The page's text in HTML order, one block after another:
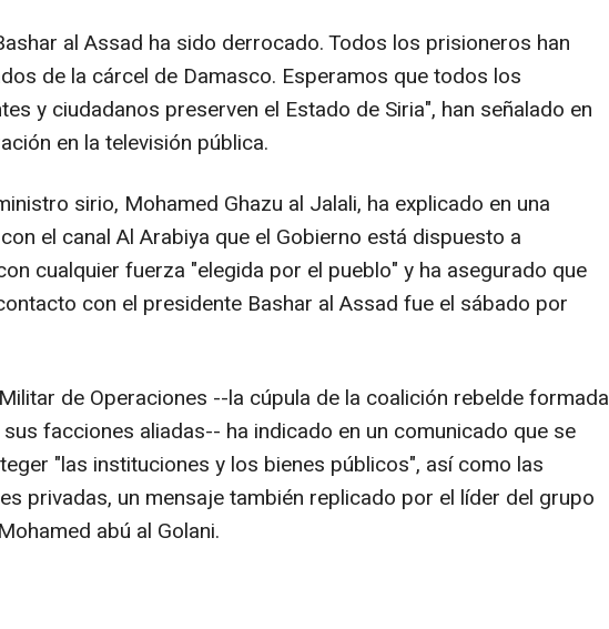
al Assad ha sido derrocado. Todos los prisioneros han
de la cárcel de Damasco. Esperamos que todos los
y ciudadanos preserven el Estado de Siria", han señalado en
en la televisión pública.
sirio, Mohamed Ghazu al Jalali, ha explicado en una
el canal Al Arabiya que el Gobierno está dispuesto a
cualquier fuerza "elegida por el pueblo" y ha asegurado que
con el presidente Bashar al Assad fue el sábado por
de Operaciones --la cúpula de la coalición rebelde formada
facciones aliadas-- ha indicado en un comunicado que se
"las instituciones y los bienes públicos", así como las
privadas, un mensaje también replicado por el líder del grupo
abú al Golani.